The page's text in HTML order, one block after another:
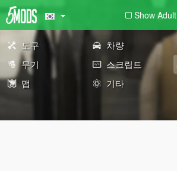
Show Adult
도구 차량
무기
스크립트
맵
기타